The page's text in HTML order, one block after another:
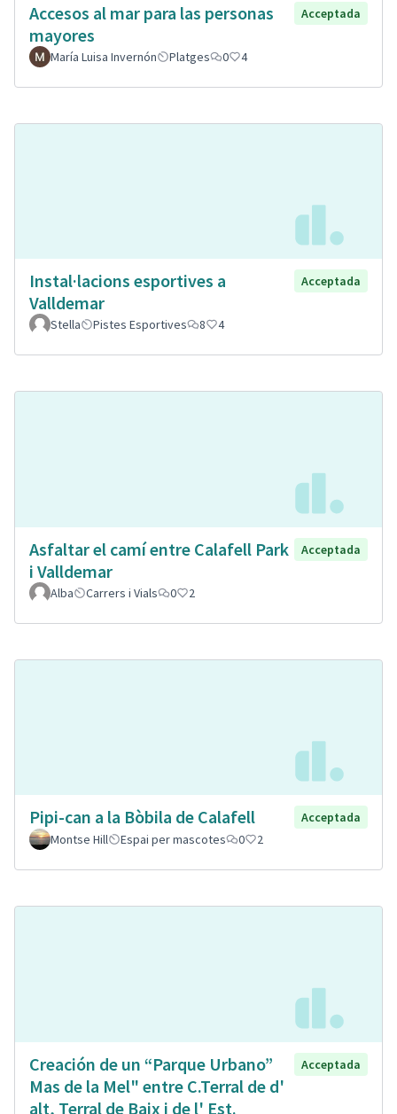
Accesos al mar para las personas
mayores
Acceptada
María Luisa Invernón Platges 0 4
Instal·lacions esportives a
Valldemar
Acceptada
Stella Pistes Esportives 8 4
Asfaltar el camí entre Calafell Park
i Valldemar
Acceptada
Alba Carrers i Vials 0 2
Pipi-can a la Bòbila de Calafell
Acceptada
Montse Hill
Espai per mascotes 0 2
Creación de un “Parque Urbano”
Mas de la Mel" entre C.Terral de d'
alt, Terral de Baix i de l' Est.
Acceptada